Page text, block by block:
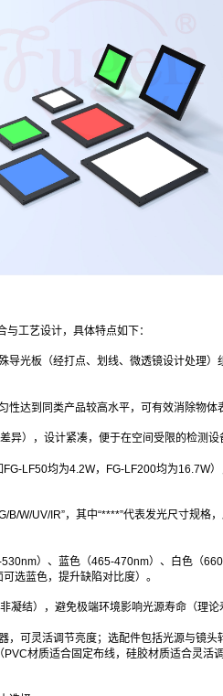
工艺设计，具体特点如下：
光板（经打点、划线、微透镜设计处理
达到同类产品较高水平，可有效消除物体
），设计紧凑，便于在空间受限的检测设
LF50均为4.2W，FG-LF200均为16.7W
W/UV/IR”，其中“****”代表发光尺寸规格
）、蓝色（465-470nm）、白色（
选蓝色，提升缺陷对比度）。
结），避免极端环境影响光源寿命（理论
，可灵活调节亮度；选配件包括光源与镜
材质适合固定布线，硅胶材质适合灵活调